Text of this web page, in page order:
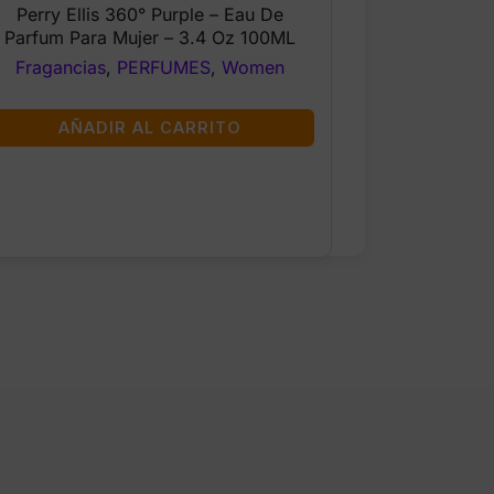
was:
$33.99.
is:
$26.99.
Perry Ellis 360° Purple – Eau De
Parfum Para Mujer – 3.4 Oz 100ML
Fragancias, PERFUMES, Women
AÑADIR AL CARRITO